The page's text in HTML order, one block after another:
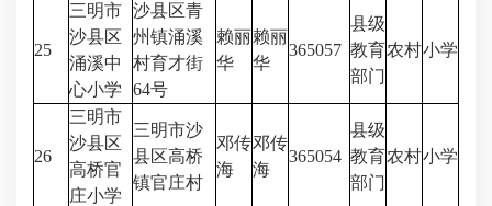
25
三明市
沙县区
涌溪中
心小学
沙县区青
州镇涌溪
村育才街
64号
赖丽
华
赖丽
华
365057
县级
教育
部门
农村小学
26
三明市
沙县区
高桥官
庄小学
三明市沙
县区高桥
镇官庄村
邓传
海
邓传
海
365054
县级
教育
部门
农村小学